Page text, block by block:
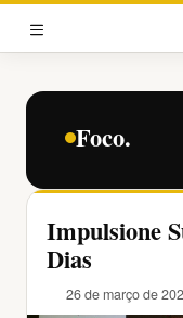
Pular
para
conteúdo
MENU
Foco.
Impulsione
Dias
26 de março de